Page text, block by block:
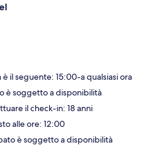
il seguente: 15:00-a qualsiasi ora
è soggetto a disponibilità
il check-in: 18 anni
alle ore: 12:00
è soggetto a disponibilità